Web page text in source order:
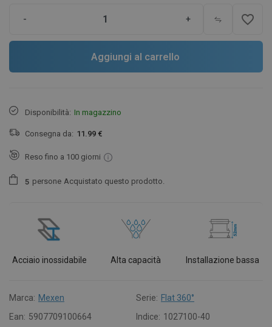
- + favorite_border
Aggiungi al carrello
Disponibilità: In magazzino
Consegna da: 11.99 €
Reso fino a 100 giorni
5 persone Acquistato questo prodotto.
Acciaio inossidabile Alta capacità Installazione bassa
Marca: Mexen Serie: Flat 360°
Ean: 5907709100664 Indice: 1027100-40